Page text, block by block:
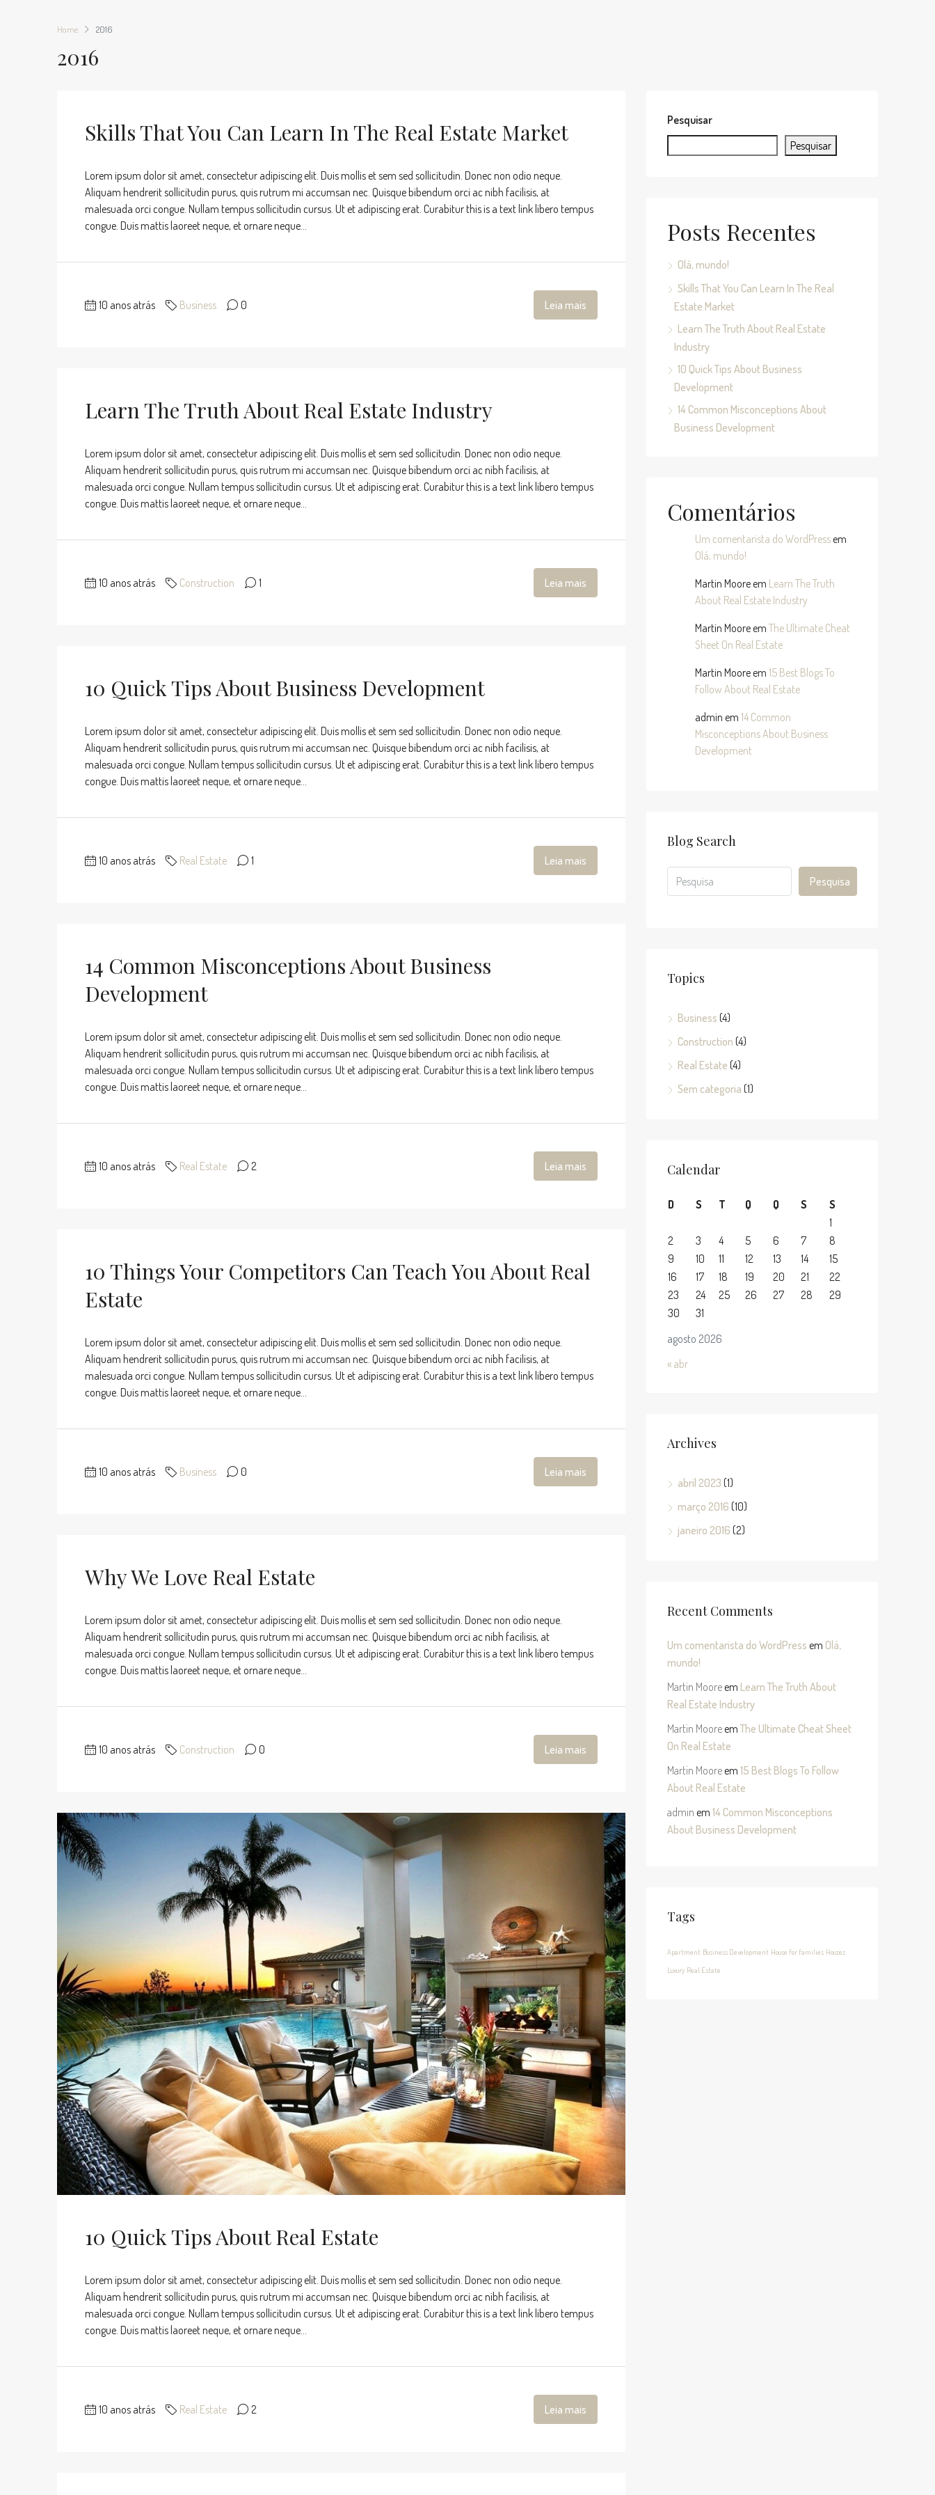
Home 2016
2016
Skills That You Can Learn In The Real Estate Market
Lorem ipsum dolor sit amet, consectetur adipiscing elit. Duis mollis et sem sed sollicitudin. Donec non odio neque.
Aliquam hendrerit sollicitudin purus, quis rutrum mi accumsan nec. Quisque bibendum orci ac nibh facilisis, at
malesuada orci congue. Nullam tempus sollicitudin cursus. Ut et adipiscing erat. Curabitur this is a text link libero tempus
congue. Duis mattis laoreet neque, et ornare neque...
10 anos atrás Business 0 Leia mais
Learn The Truth About Real Estate Industry
Lorem ipsum dolor sit amet, consectetur adipiscing elit. Duis mollis et sem sed sollicitudin. Donec non odio neque.
Aliquam hendrerit sollicitudin purus, quis rutrum mi accumsan nec. Quisque bibendum orci ac nibh facilisis, at
malesuada orci congue. Nullam tempus sollicitudin cursus. Ut et adipiscing erat. Curabitur this is a text link libero tempus
congue. Duis mattis laoreet neque, et ornare neque...
10 anos atrás Construction 1 Leia mais
10 Quick Tips About Business Development
Lorem ipsum dolor sit amet, consectetur adipiscing elit. Duis mollis et sem sed sollicitudin. Donec non odio neque.
Aliquam hendrerit sollicitudin purus, quis rutrum mi accumsan nec. Quisque bibendum orci ac nibh facilisis, at
malesuada orci congue. Nullam tempus sollicitudin cursus. Ut et adipiscing erat. Curabitur this is a text link libero tempus
congue. Duis mattis laoreet neque, et ornare neque...
10 anos atrás Real Estate 1 Leia mais
14 Common Misconceptions About Business
Development
Lorem ipsum dolor sit amet, consectetur adipiscing elit. Duis mollis et sem sed sollicitudin. Donec non odio neque.
Aliquam hendrerit sollicitudin purus, quis rutrum mi accumsan nec. Quisque bibendum orci ac nibh facilisis, at
malesuada orci congue. Nullam tempus sollicitudin cursus. Ut et adipiscing erat. Curabitur this is a text link libero tempus
congue. Duis mattis laoreet neque, et ornare neque...
10 anos atrás Real Estate 2 Leia mais
10 Things Your Competitors Can Teach You About Real
Estate
Lorem ipsum dolor sit amet, consectetur adipiscing elit. Duis mollis et sem sed sollicitudin. Donec non odio neque.
Aliquam hendrerit sollicitudin purus, quis rutrum mi accumsan nec. Quisque bibendum orci ac nibh facilisis, at
malesuada orci congue. Nullam tempus sollicitudin cursus. Ut et adipiscing erat. Curabitur this is a text link libero tempus
congue. Duis mattis laoreet neque, et ornare neque...
10 anos atrás Business 0 Leia mais
Why We Love Real Estate
Lorem ipsum dolor sit amet, consectetur adipiscing elit. Duis mollis et sem sed sollicitudin. Donec non odio neque.
Aliquam hendrerit sollicitudin purus, quis rutrum mi accumsan nec. Quisque bibendum orci ac nibh facilisis, at
malesuada orci congue. Nullam tempus sollicitudin cursus. Ut et adipiscing erat. Curabitur this is a text link libero tempus
congue. Duis mattis laoreet neque, et ornare neque...
10 anos atrás Construction 0 Leia mais
10 Quick Tips About Real Estate
Lorem ipsum dolor sit amet, consectetur adipiscing elit. Duis mollis et sem sed sollicitudin. Donec non odio neque.
Aliquam hendrerit sollicitudin purus, quis rutrum mi accumsan nec. Quisque bibendum orci ac nibh facilisis, at
malesuada orci congue. Nullam tempus sollicitudin cursus. Ut et adipiscing erat. Curabitur this is a text link libero tempus
congue. Duis mattis laoreet neque, et ornare neque...
10 anos atrás Real Estate 2 Leia mais
Pesquisar
Pesquisar
Posts Recentes
Olá, mundo!
Skills That You Can Learn In The Real
Estate Market
Learn The Truth About Real Estate
Industry
10 Quick Tips About Business
Development
14 Common Misconceptions About
Business Development
Comentários
Um comentarista do WordPressem
Olá, mundo!
Martin Mooreem Learn The Truth
About Real Estate Industry
Martin Mooreem The Ultimate Cheat
Sheet On Real Estate
Martin Mooreem 15 Best Blogs To
Follow About Real Estate
admin em 14 Common
Misconceptions About Business
Development
Blog Search
Pesquisa
Topics
Business (4)
Construction (4)
Real Estate (4)
Sem categoria (1)
Calendar
agosto 2026
D S T Q Q S
S
1
2
3 4 5 6 7
8
9
10 11 12 13 14
15
16
17 18 19 20 21
22
23
24 25 26 27 28
29
30
31
« abr
Archives
abril 2023 (1)
março 2016 (10)
janeiro 2016 (2)
Recent Comments
Um comentarista do WordPress em Olá,
mundo!
Martin Mooreem Learn The Truth About
Real Estate Industry
Martin Mooreem The Ultimate Cheat Sheet
On Real Estate
Martin Mooreem 15 Best Blogs To Follow
About Real Estate
admin em 14 Common Misconceptions
About Business Development
Tags
Apartment Business Development House for families Houzez
Luxury Real Estate